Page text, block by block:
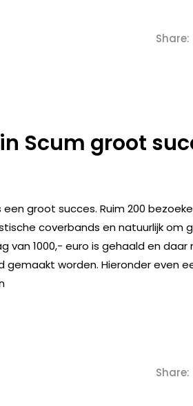
Share:
Scum groot
groot succes. Ruim 200
coverbands en natuurlijk om
van 1000,- euro is gehaald en
gemaakt worden. Hieronder even
Share: